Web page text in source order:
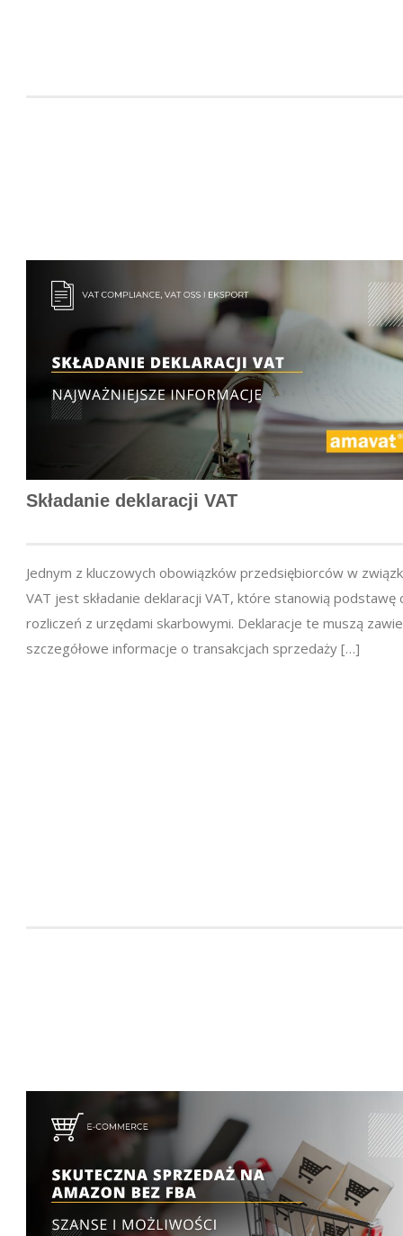
Składanie deklaracji VAT
Jednym z kluczowych obowiązków przedsiębiorców w
VAT jest składanie deklaracji VAT, które stanowią podstawę
rozliczeń z urzędami skarbowymi. Deklaracje te muszą
szczegółowe informacje o transakcjach sprzedaży […]